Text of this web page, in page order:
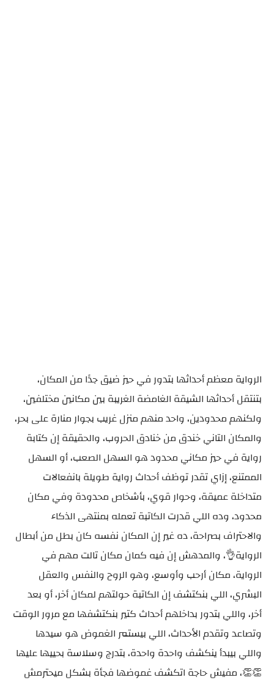
الرواية معظم أحداثها بتدور في حيز ضيق جدًا من المكان،
بتنتقل أحداثها الشيقة الغامضة الغريبة بين مكانين مختلفين،
ولكنهم محدودين، واحد منهم منزل غريب بجوار منارة على بحر،
والمكان التاني خندق من خنادق الحروب، والحقيقة إن كتابة
رواية في حيز مكاني محدود هو السهل الصعب، أو السهل
الممتنع، إزاي تقدر توظف أحداث رواية طويلة بانفعالات
متداخلة عميقة، وحوار قوي، بأشخاص محدودة وفي مكان
محدود، وده اللي قدرت الكاتبة تعمله بمنتهى الذكاء
والاحتراف بصراحة، ده غير إن المكان نفسه كان بطل من أبطال
الرواية👌، والمدهش إن فيه كمان مكان تالت مهم في
الرواية، مكان أرحب وأوسع، وهو الروح والنفس والعقل
البشري، اللي بنكتشف إن الكاتبة حولتهم لمكان أخر، أو بعد
أخر، واللي بتدور بداخلهم أحداث كتير بنكتشفها مع مرور الوقت
وتصاعد وتقدم الأحداث، اللي بيستمر الغموض هو سيدها
واللي بيبدأ ينكشف واحدة واحدة، بتدرج وسلاسة بحييها عليها
👏👏، مفيش حاجة اتكشف غموضها فجأة بشكل ميحترمش